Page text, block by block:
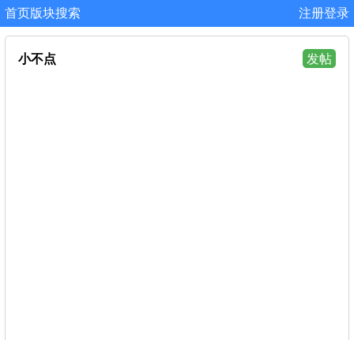
首页版块搜索 注册登录
小不点 发帖